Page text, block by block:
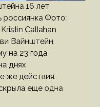
16 лет
россиянка Фото:
Callahan
Вайнштейн,
на 23 года
днях
же действия.
еще одна